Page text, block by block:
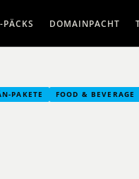
DOMAINPACHT
PAKETE FOOD & BEVERAGE